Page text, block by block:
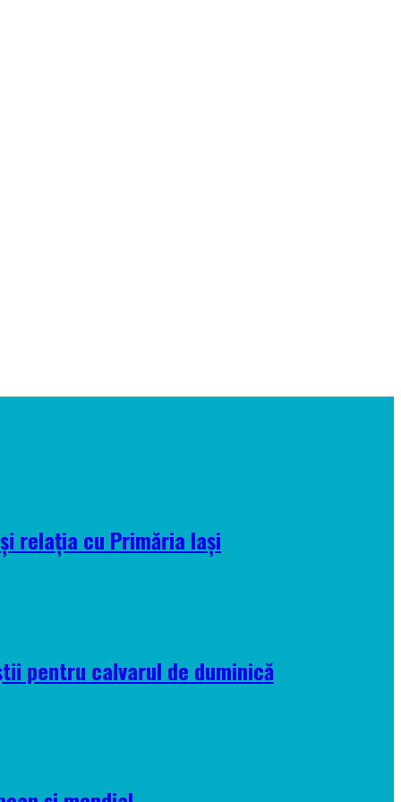
relația cu Primăria Iași
pentru calvarul de duminică